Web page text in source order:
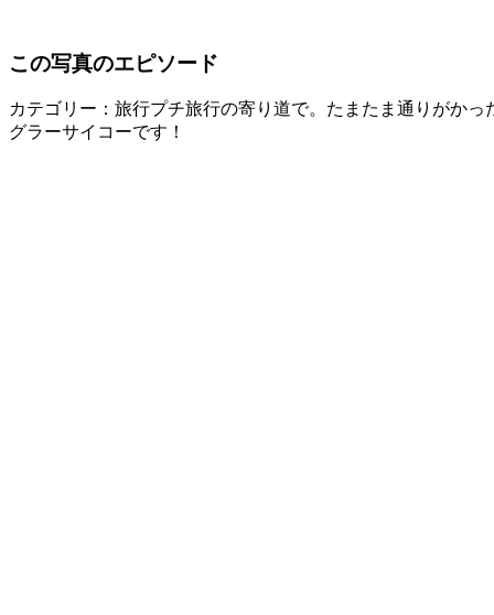
この写真のエピソード
カテゴリー：旅行プチ旅行の寄り道で。たまたま通りがか
グラーサイコーです！